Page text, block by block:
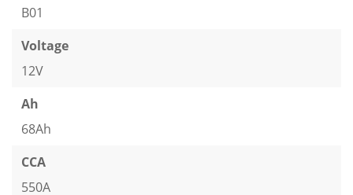
B01
Voltage
12V
Ah
68Ah
CCA
550A